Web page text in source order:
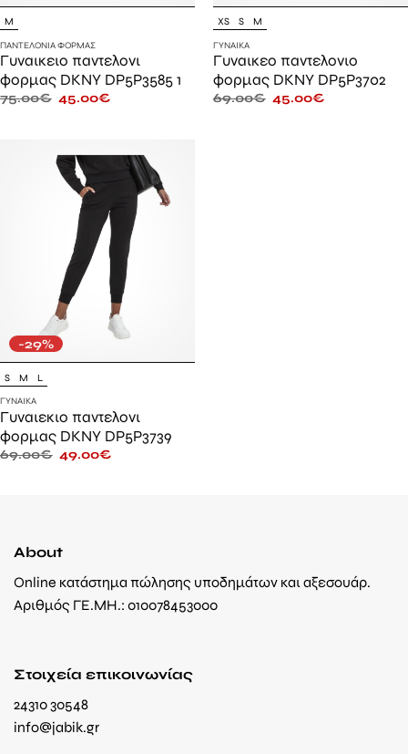
M
ΠΑΝΤΕΛΌΝΙΑ ΦΌΡΜΑΣ
Γυναικειο παντελονι
φορμας DKNY DP5P3585 1
75.00€ 45.00€
XS S M
ΓΥΝΑΊΚΑ
Γυναικεο παντελονιο
φορμας DKNY DP5P3702
69.00€ 45.00€
-29%
S M L
ΓΥΝΑΊΚΑ
Γυναιεκιο παντελονι
φορμας DKNY DP5P3739
69.00€ 49.00€
About
Online κατάστημα πώλησης υποδημάτων και αξεσουάρ.
Αριθμός ΓΕ.ΜΗ.: 010078453000
Στοιχεία επικοινωνίας
24310 30548
info@jabik.gr